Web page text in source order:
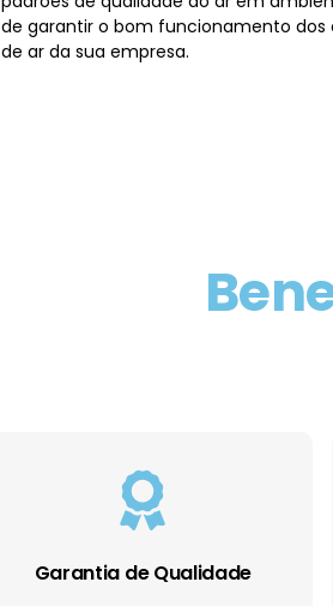
de garantir o bom funcionamento dos
de ar da sua empresa.
Garantia de Qualidade